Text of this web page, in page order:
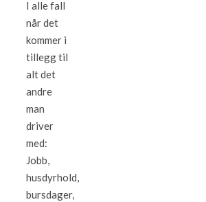
I alle fall
når det
kommer i
tillegg til
alt det
andre
man
driver
med:
Jobb,
husdyrhold,
bursdager,